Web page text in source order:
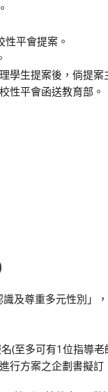
平會提案。
學生提案後，倘提
性平會函送教育部。
及尊重多元性別」
(至多可有1位指導
行方案之企劃書擬訂